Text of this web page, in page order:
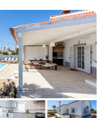
cada um com o seu charme
com colchões confortáveis